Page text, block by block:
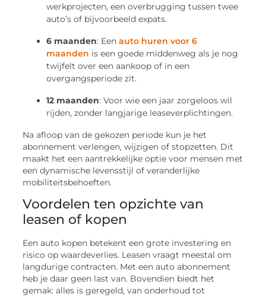
werkprojecten, een overbrugging tussen twee
auto’s of bijvoorbeeld expats.
6 maanden: Eenauto huren voor 6
maanden is een goede middenweg als je nog
twijfelt over een aankoop of in een
overgangsperiode zit.
12 maanden: Voor wie een jaar zorgeloos wil
rijden, zonder langjarige leaseverplichtingen.
Na afloop van de gekozen periode kun je het
abonnement verlengen, wijzigen of stopzetten. Dit
maakt het een aantrekkelijke optie voor mensen met
een dynamische levensstijl of veranderlijke
mobiliteitsbehoeften.
Voordelen ten opzichte van
leasen of kopen
Een auto kopen betekent een grote investering en
risico op waardeverlies. Leasen vraagt meestal om
langdurige contracten. Met een auto abonnement
heb je daar geen last van. Bovendien biedt het
gemak: alles is geregeld, van onderhoud tot